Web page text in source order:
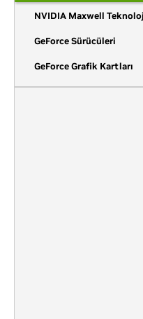
NVIDIA Maxwell
GeForce Sürücüleri
GeForce Grafik Kartları